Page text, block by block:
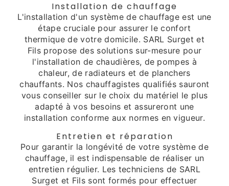
Installation de chauffage
L'installation d'un système de chauffage est une
étape cruciale pour assurer le confort
thermique de votre domicile. SARL Surget et
Fils propose des solutions sur-mesure pour
l'installation de chaudières, de pompes à
chaleur, de radiateurs et de planchers
chauffants. Nos chauffagistes qualifiés sauront
vous conseiller sur le choix du matériel le plus
adapté à vos besoins et assureront une
installation conforme aux normes en vigueur.
Entretien et réparation
Pour garantir la longévité de votre système de
chauffage, il est indispensable de réaliser un
entretien régulier. Les techniciens de SARL
Surget et Fils sont formés pour effectuer